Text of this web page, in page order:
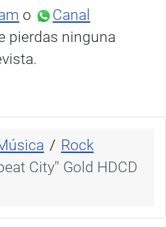
o
Canal
pierdas ninguna
Rock
City'' Gold HDCD